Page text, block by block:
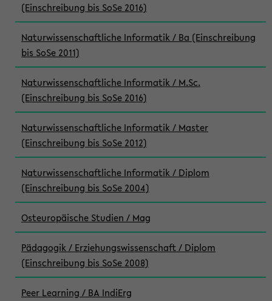
(Einschreibung bis SoSe 2016)
Naturwissenschaftliche Informatik / Ba (Einschreibung
bis SoSe 2011)
Naturwissenschaftliche Informatik / M.Sc.
(Einschreibung bis SoSe 2016)
Naturwissenschaftliche Informatik / Master
(Einschreibung bis SoSe 2012)
Naturwissenschaftliche Informatik / Diplom
(Einschreibung bis SoSe 2004)
Osteuropäische Studien / Mag
Pädagogik / Erziehungswissenschaft / Diplom
(Einschreibung bis SoSe 2008)
Peer Learning / BA IndiErg